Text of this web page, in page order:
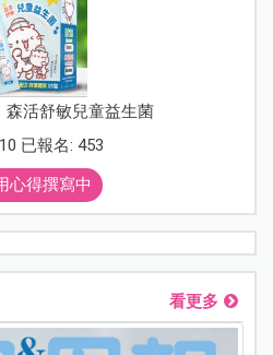
森活舒敏兒童益生菌
已報名: 453
心得撰寫中
看更多